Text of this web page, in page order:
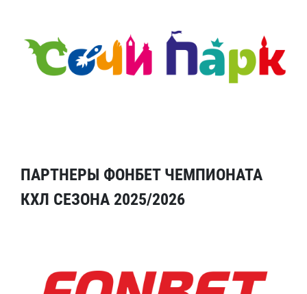
ПАРТНЕРЫ ФОНБЕТ ЧЕМПИОНАТА
КХЛ СЕЗОНА 2025/2026